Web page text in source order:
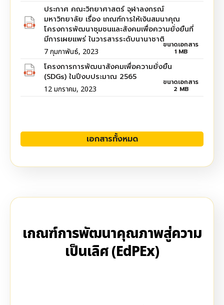
ประกาศ คณะวิทยาศาสตร์ จุฬาลงกรณ์
มหาวิทยาลัย เรื่อง เกณฑ์การให้เงินสมนาคุณ
โครงการพัฒนาชุมชนและสังคมเพื่อความยั่งยืนที่
มีการเผยแพร่ ในวารสารระดับนานาชาติ
7 กุมภาพันธ์, 2023
ขนาดเอกสาร
1 MB
โครงการการพัฒนาสังคมเพื่อความยั่งยืน
(SDGs) ในปีงบประมาณ 2565
12 มกราคม, 2023
ขนาดเอกสาร
2 MB
เอกสารทั้งหมด
เกณฑ์การพัฒนาคุณภาพสู่ความ
เป็นเลิศ (EdPEx)